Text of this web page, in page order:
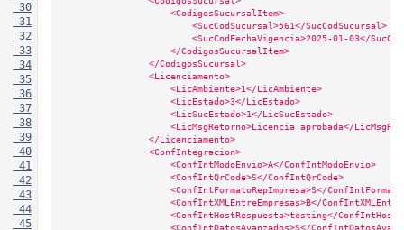
30
31
32
33
34
35
36
37
38
39
40
41
42
43
44
45
                    <CodigosSucursalItem>
                        <SucCodSucursal>561</SucCodSucursal>
<SucCodFechaVigencia>2025-01-03</
                    </CodigosSucursalItem>
                </CodigosSucursal>
                <Licenciamento>
                    <LicAmbiente>1</LicAmbiente>
                    <LicEstado>3</LicEstado>
                    <LicSucEstado>1</LicSucEstado>
<LicMsgRetorno>Licencia aprobada</
                </Licenciamento>
                <ConfIntegracion>
                    <ConfIntModoEnvio>A</ConfIntModoEnvio>
                    <ConfIntQrCode>S</ConfIntQrCode>
<ConfIntFormatoRepImpresa>S</
<ConfIntXMLEntreEmpresas>B</
<ConfIntHostRespuesta>testing</
<ConfIntDatosAvanzados>S</